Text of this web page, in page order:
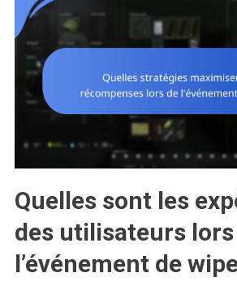
Quelles sont les
des utilisateurs lors
l’événement de